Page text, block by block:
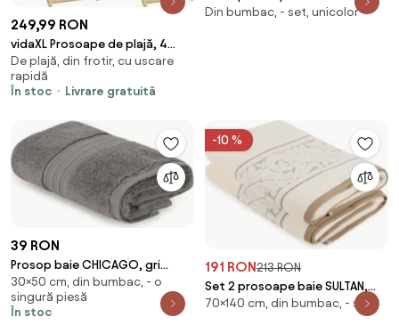
249,99 RON
vidaXL Prosoape de plajă, 4
buc., gri, 60x135 cm, textil 400
GSM
De plajă, din frotir, cu uscare
rapidă
În stoc
Livrare gratuită
somon, bumbac, 40x60 cm
Din bumbac, - set, unicolor
39 RON
Prosop baie CHICAGO, gri
inchis, bumbac, 30x50 cm
30×50 cm, din bumbac, - o
singură piesă
În stoc
-10 %
191 RON213 RON
Set 2 prosoape baie SULTAN,
crem, bumbac, 70x140 cm
70×140 cm, din bumbac, - set